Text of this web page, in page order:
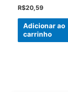
R$20,59
Adicionar ao
carrinho